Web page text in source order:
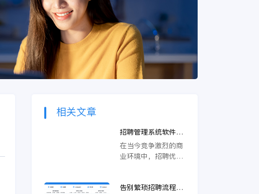
相关文章
招聘管理系统软件让
企业招聘变得更加高
效和便捷
在当今竞争激烈的商
业环境中，招聘优秀
的招聘流程往往繁琐
告别繁琐招聘流程，